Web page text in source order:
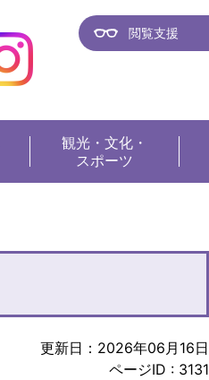
閲覧支援
観光・文化・
スポーツ
更新日：2026年06月16日
ページID : 3131